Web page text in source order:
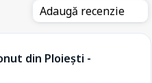
Adaugă recenzie
din Ploiești -